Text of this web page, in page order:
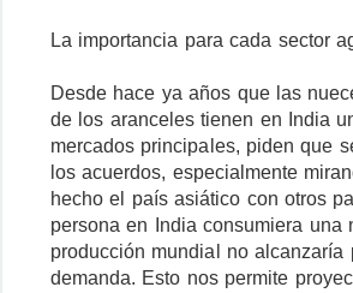
La importancia para cada sector
Desde hace ya años que las
de los aranceles tienen en India
mercados principales, piden que
los acuerdos, especialmente
hecho el país asiático con otros
persona en India consumiera una
producción mundial no alcanzaría
demanda. Esto nos permite